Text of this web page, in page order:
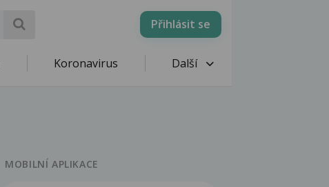
Přihlásit se
Koronavirus Další
MOBILNÍ APLIKACE